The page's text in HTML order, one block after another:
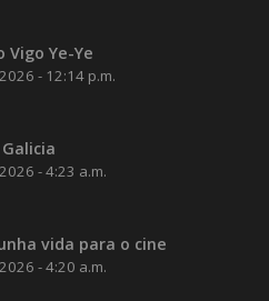
Ye-Ye
- 12:14 p.m.
- 4:23 a.m.
vida para o cine
- 4:20 a.m.